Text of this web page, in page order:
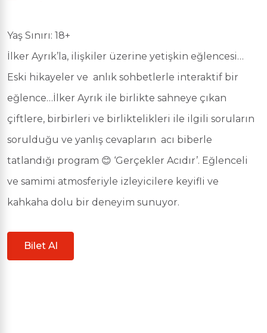
Yaş Sınırı: 18+
İlker Ayrık’la, ilişkiler üzerine yetişkin eğlencesi…
Eski hikayeler ve anlık sohbetlerle interaktif bir
eğlence…İlker Ayrık ile birlikte sahneye çıkan
çiftlere, birbirleri ve birliktelikleri ile ilgili soruların
sorulduğu ve yanlış cevapların acı biberle
tatlandığı program 😊 ‘Gerçekler Acıdır’. Eğlenceli
ve samimi atmosferiyle izleyicilere keyifli ve
kahkaha dolu bir deneyim sunuyor.
Bilet Al